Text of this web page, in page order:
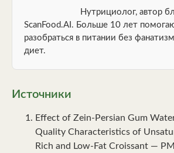
Нутрициолог, автор
ScanFood.AI. Больше 10 лет
разобраться в питании без
диет.
Источники
Effect of Zein‐Persian Gum
Quality Characteristics of
Rich and Low‐Fat Croissant —